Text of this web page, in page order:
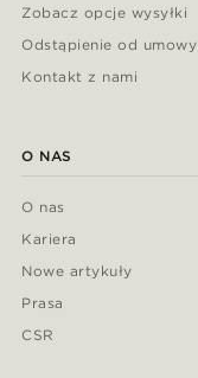
Zobacz opcje wysyłki
Odstąpienie od umowy
Kontakt z nami
O NAS
O nas
Kariera
Nowe artykuły
Prasa
CSR